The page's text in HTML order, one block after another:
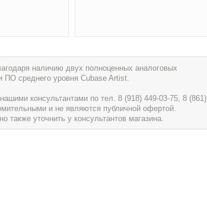
наличию двух полноценных аналоговых
ПО среднего уровня Cubase Artist.
консультантами по тел. 8 (918) 449-03-75, 8 (861)
и не являются публичной офертой.
уточнить у консультантов магазина.